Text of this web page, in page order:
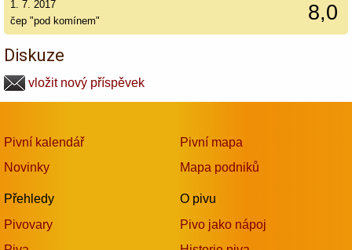
8,0
1. 7. 2017
čep "pod komínem"
Diskuze
vložit nový příspěvek
Pivní kalendář
Novinky
Přehledy
Pivovary
Pivní mapa
Mapa podniků
O pivu
Pivo jako nápoj